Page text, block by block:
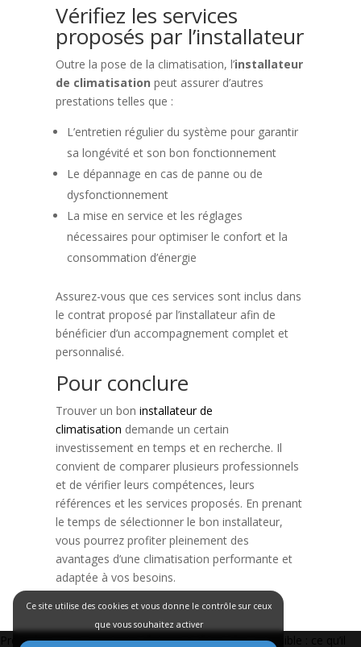
Vérifiez les services
proposés par l’installateur
Outre la pose de la climatisation, l’installateur
de climatisation peut assurer d’autres
prestations telles que :
L’entretien régulier du système pour garantir
sa longévité et son bon fonctionnement
Le dépannage en cas de panne ou de
dysfonctionnement
La mise en service et les réglages
nécessaires pour optimiser le confort et la
consommation d’énergie
Assurez-vous que ces services sont inclus dans
le contrat proposé par l’installateur afin de
bénéficier d’un accompagnement complet et
personnalisé.
Pour conclure
Trouver un bon installateur de
climatisation demande un certain
investissement en temps et en recherche. Il
convient de comparer plusieurs professionnels
et de vérifier leurs compétences, leurs
références et les services proposés. En prenant
le temps de sélectionner le bon installateur,
vous pourrez profiter pleinement des
avantages d’une climatisation performante et
adaptée à vos besoins.
Navigation
Précédent: Consommation électrique d’une clim réversible : ce qu’il
Ce site utilise des cookies et vous donne le contrôle sur ceux
que vous souhaitez activer